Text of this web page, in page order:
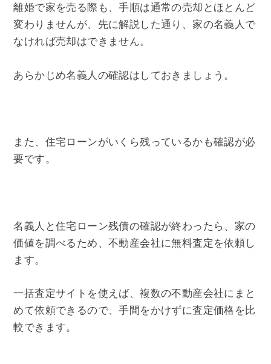
離婚で家を売る際も、手順は通常の売却とほとんど
変わりませんが、先に解説した通り、家の名義人で
なければ売却はできません。
あらかじめ名義人の確認はしておきましょう。
また、住宅ローンがいくら残っているかも確認が必
要です。
名義人と住宅ローン残債の確認が終わったら、家の
価値を調べるため、不動産会社に無料査定を依頼し
ます。
一括査定サイトを使えば、複数の不動産会社にまと
めて依頼できるので、手間をかけずに査定価格を比
較できます。